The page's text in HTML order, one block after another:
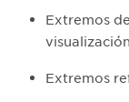
Extremos
Extremos